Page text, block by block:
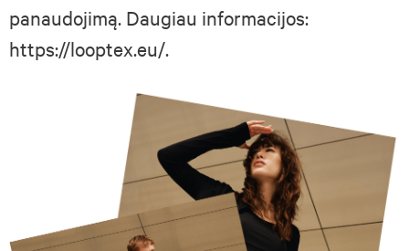
panaudojimą. Daugiau informacijos:
https://looptex.eu/.